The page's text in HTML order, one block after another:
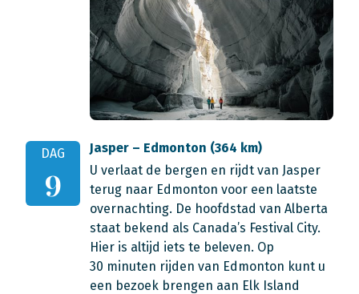
DAG
9
Jasper – Edmonton (364 km)
U verlaat de bergen en rijdt van Jasper
terug naar Edmonton voor een laatste
overnachting. De hoofdstad van Alberta
staat bekend als Canada’s Festival City.
Hier is altijd iets te beleven. Op
30 minuten rijden van Edmonton kunt u
een bezoek brengen aan Elk Island